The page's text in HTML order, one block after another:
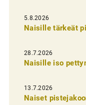
i
e
n
s
e
l
5.8.2026
Naisille tärkeät
28.7.2026
Naisille iso
13.7.2026
Naiset